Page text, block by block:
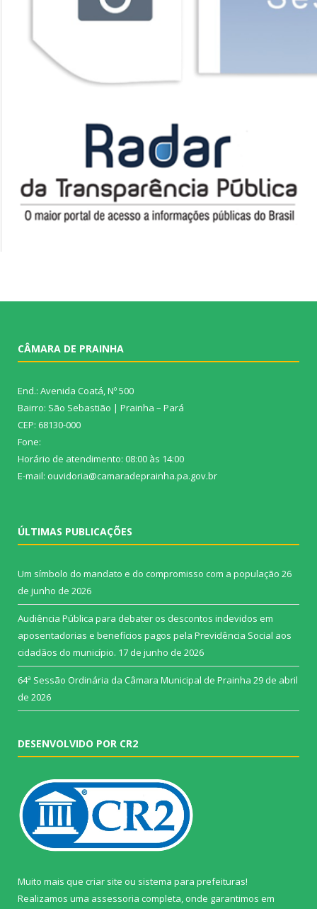
CÂMARA DE PRAINHA
End.: Avenida Coatá, Nº 500
Bairro: São Sebastião | Prainha – Pará
CEP: 68130-000
Fone:
Horário de atendimento: 08:00 às 14:00
E-mail: ouvidoria@camaradeprainha.pa.gov.br
ÚLTIMAS PUBLICAÇÕES
Um símbolo do mandato e do compromisso com a população 26
de junho de 2026
Audiência Pública para debater os descontos indevidos em
aposentadorias e benefícios pagos pela Previdência Social aos
cidadãos do município. 17 de junho de 2026
64ª Sessão Ordinária da Câmara Municipal de Prainha 29 de abril
de 2026
DESENVOLVIDO POR CR2
Muito mais que criar site ou sistema para prefeituras!
Realizamos uma assessoria completa, onde garantimos em